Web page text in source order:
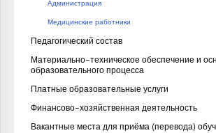
Администрация
Медицинские работники
Педагогический состав
Материально-техническое обеспечение и
образовательного процесса
Платные образовательные услуги
Финансово-хозяйственная деятельность
Вакантные места для приёма (перевода)